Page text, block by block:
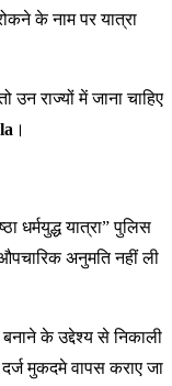
के नाम पर यात्रा
उन राज्यों में जाना चाहिए
।
धर्मयुद्ध यात्रा” पुलिस
अनुमति नहीं ली
के उद्देश्य से निकाली
मुकदमे वापस कराए जा